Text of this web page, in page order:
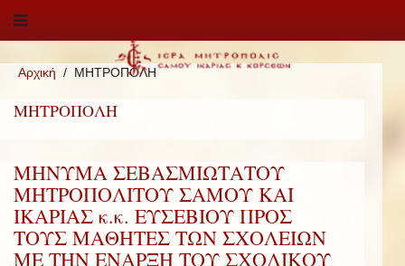
Αρχική ΜΗΤΡΟΠΟΛΗ
ΜΗΤΡΟΠΟΛΗ
ΜΗΝΥΜΑ ΣΕΒΑΣΜΙΩΤΑΤΟΥ
ΜΗΤΡΟΠΟΛΙΤΟΥ ΣΑΜΟΥ ΚΑΙ
ΙΚΑΡΙΑΣ κ.κ. ΕΥΣΕΒΙΟΥ ΠΡΟΣ
ΤΟΥΣ ΜΑΘΗΤΕΣ ΤΩΝ ΣΧΟΛΕΙΩΝ
ΜΕ ΤΗΝ ΕΝΑΡΞΗ ΤΟΥ ΣΧΟΛΙΚΟΥ